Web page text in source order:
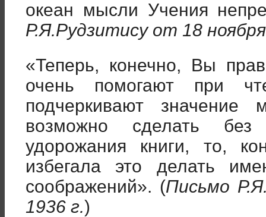
океан мысли Учения
Р.Я.Рудзитису от 18
«Теперь, конечно, Вы
очень помогают при
подчеркивают
возможно сделать
удорожания книги, то,
избегала это делать
соображений». (Письмо
1936 г.)